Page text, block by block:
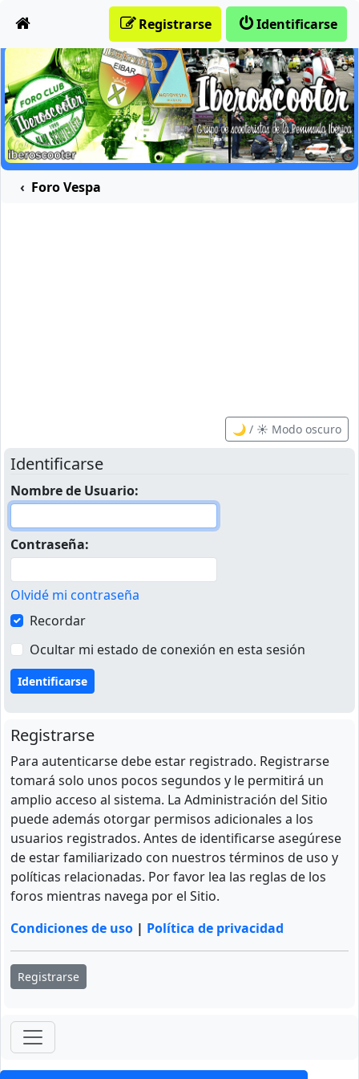
Identificarse
Registrarse
Foro Vespa
🌙 / ☀️ Modo oscuro
Identificarse
Nombre de Usuario:
Contraseña:
Olvidé mi contraseña
Recordar
Ocultar mi estado de conexión en esta sesión
Registrarse
Para autenticarse debe estar registrado. Registrarse
tomará solo unos pocos segundos y le permitirá un
amplio acceso al sistema. La Administración del Sitio
puede además otorgar permisos adicionales a los
usuarios registrados. Antes de identificarse asegúrese
de estar familiarizado con nuestros términos de uso y
políticas relacionadas. Por favor lea las reglas de los
foros mientras navega por el Sitio.
Condiciones de uso | Política de privacidad
Registrarse